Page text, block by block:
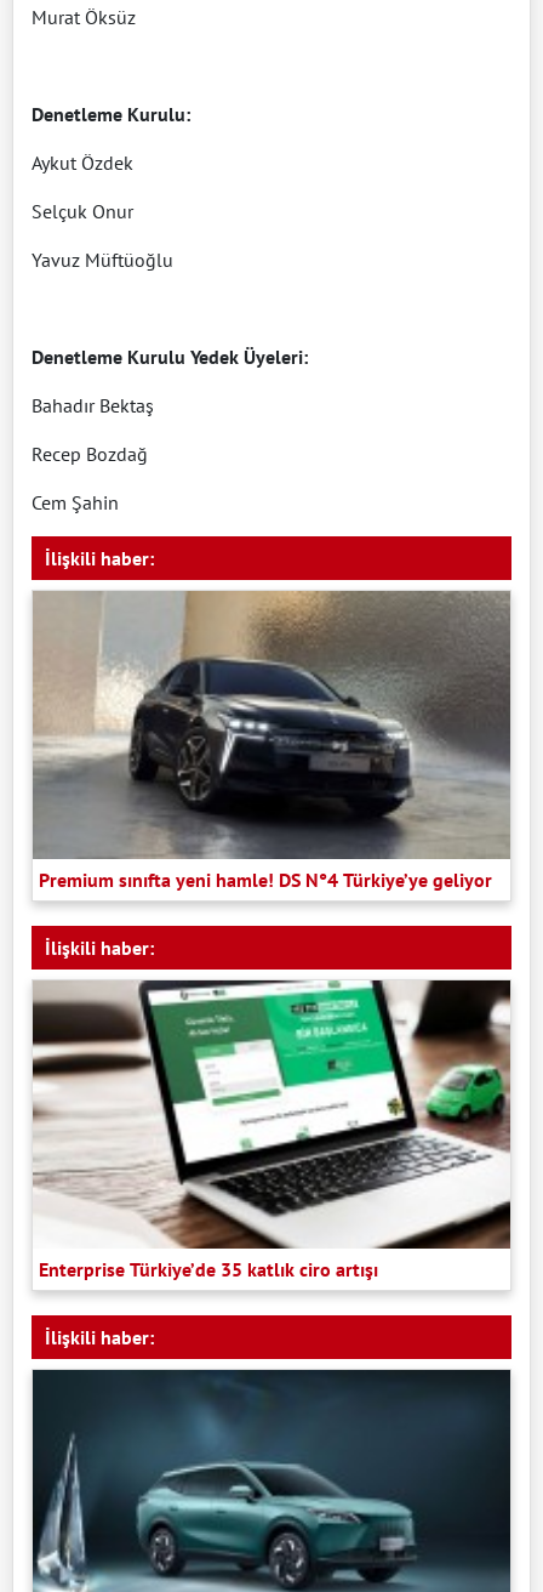
Murat Öksüz
Denetleme Kurulu:
Aykut Özdek
Selçuk Onur
Yavuz Müftüoğlu
Denetleme Kurulu Yedek Üyeleri:
Bahadır Bektaş
Recep Bozdağ
Cem Şahin
İlişkili haber:
Premium sınıfta yeni hamle! DS N°4 Türkiye’ye geliyor
İlişkili haber:
Enterprise Türkiye’de 35 katlık ciro artışı
İlişkili haber: